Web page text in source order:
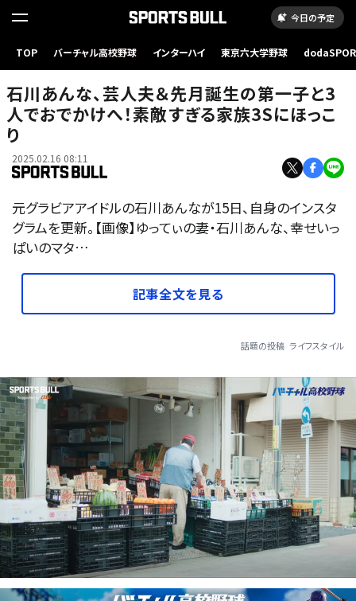
今日の予定
TOP バーチャル高校野球 インターハイ 東京六大学野球
石川あんな、芸人夫＆先月誕生の第一子と3
人でおでかけへ！素敵すぎる家族3Sにほっこ
り
2025.02.16 08:11
元グラビアアイドルの石川あんなが15日、自身のインスタ
グラムを更新。【画像】ゆってぃの妻・石川あんな、幸せいっ
ぱいのマタ…
記事全文を見る
話題の投稿 ライフスタイル